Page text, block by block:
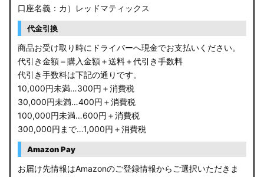
口座名義：カ）レッドマティックス
代金引換
商品お受け取り時にドライバーへ現金でお支払いください。
代引き金額＝購入金額＋送料＋代引き手数料
代引き手数料は下記の通りです。
10,000円未満…300円＋消費税
30,000円未満…400円＋消費税
100,000円未満…600円＋消費税
300,000円まで…1,000円＋消費税
Amazon Pay
お届け先情報はAmazonのご登録情報からご選択いただきま